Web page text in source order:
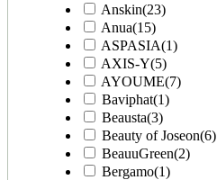
Anskin(23)
Anua(15)
ASPASIA(1)
AXIS-Y(5)
AYOUME(7)
Baviphat(1)
Beausta(3)
Beauty of Joseon(6)
BeauuGreen(2)
Bergamo(1)